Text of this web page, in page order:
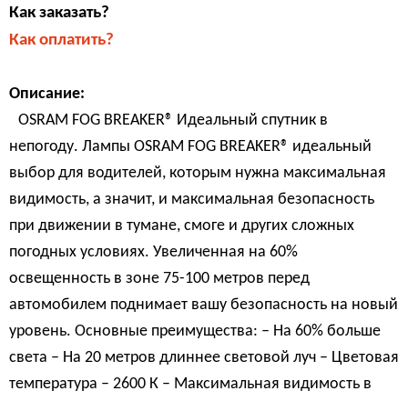
Как заказать?
Как оплатить?
Описание:
OSRAM FOG BREAKER® Идеальный спутник в
непогоду. Лампы OSRAM FOG BREAKER® идеальный
выбор для водителей, которым нужна максимальная
видимость, а значит, и максимальная безопасность
при движении в тумане, смоге и других сложных
погодных условиях. Увеличенная на 60%
освещенность в зоне 75-100 метров перед
автомобилем поднимает вашу безопасность на новый
уровень. Основные преимущества: – На 60% больше
света – На 20 метров длиннее световой луч – Цветовая
температура – 2600 К – Максимальная видимость в